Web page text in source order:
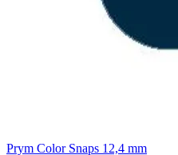
Prym Color Snaps 12,4 mm